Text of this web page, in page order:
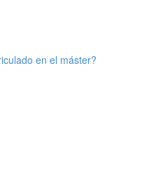
en el máster?